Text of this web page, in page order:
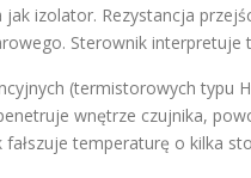
jak izolator. Rezystancja
Sterownik
(termistorowych typu
wnętrze czujnika,
fałszuje temperaturę o kilka